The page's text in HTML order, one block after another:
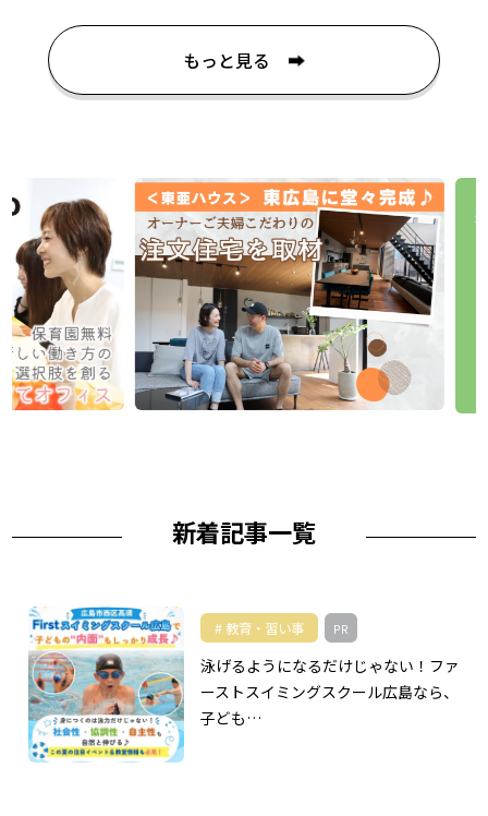
もっと見る
新着記事一覧
教育・習い事 PR
泳げるようになるだけじゃない！ファ
ーストスイミングスクール広島なら、
子ども…